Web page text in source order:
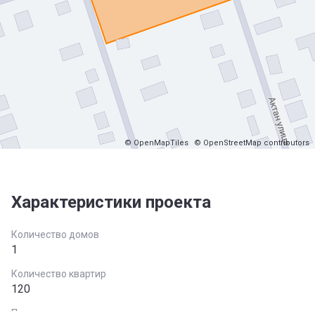
© OpenMapTiles © OpenStreetMap contributors
Характеристики проекта
Количество домов
1
Количество квартир
120